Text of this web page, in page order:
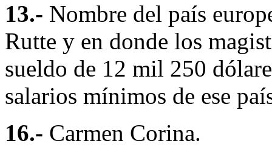
13.- Nombre del país
Rutte y en donde los
sueldo de 12 mil 250
salarios mínimos de ese
16.- Carmen Corina.